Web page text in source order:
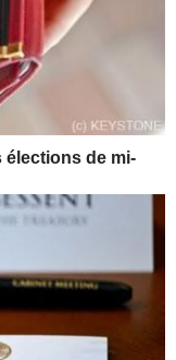
élections de mi-